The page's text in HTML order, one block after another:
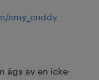
amy_cuddy
ägs av en icke-